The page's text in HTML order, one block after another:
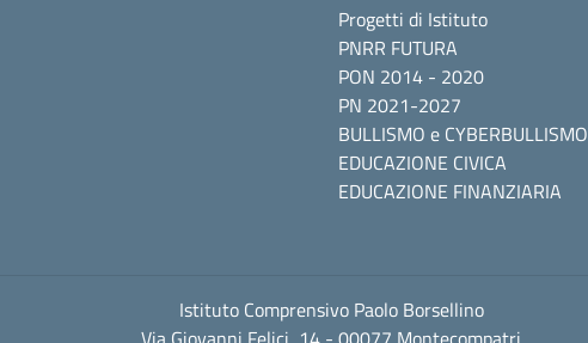
Progetti di Istituto
PNRR FUTURA
PON 2014 - 2020
PN 2021-2027
BULLISMO e CYBERBULLISMO
EDUCAZIONE CIVICA
EDUCAZIONE FINANZIARIA
Istituto Comprensivo Paolo Borsellino